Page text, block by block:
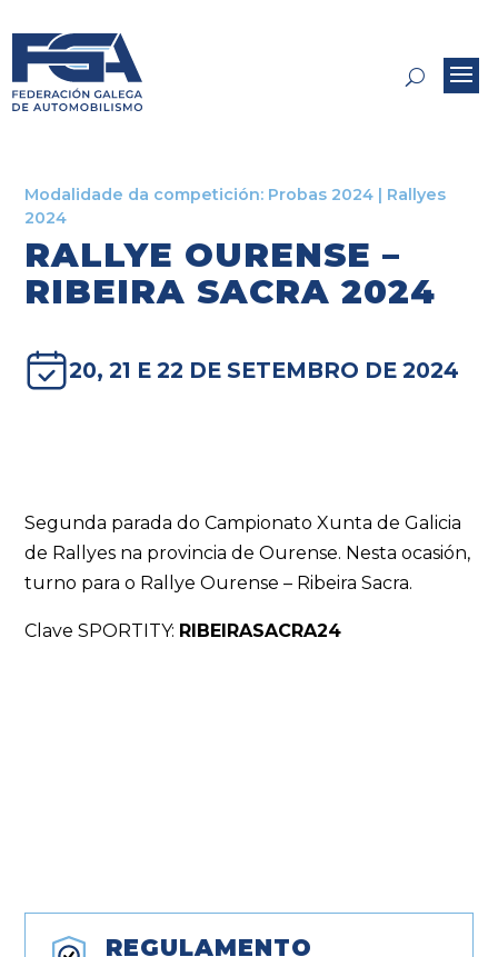
Modalidade da competición: Probas 2024 | Rallyes
2024
RALLYE OURENSE –
RIBEIRA SACRA 2024
20, 21 E 22 DE SETEMBRO DE 2024
Segunda parada do Campionato Xunta de Galicia
de Rallyes na provincia de Ourense. Nesta ocasión,
turno para o Rallye Ourense – Ribeira Sacra.
Clave SPORTITY: RIBEIRASACRA24
REGULAMENTO